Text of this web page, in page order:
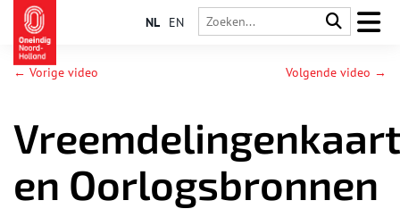
NL EN
← Vorige video Volgende video →
en Oorlogsbronnen